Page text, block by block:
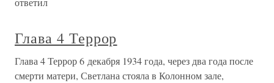
Глава 4 Террор
Глава 4 Террор 6 декабря 1934 года, через два года после
смерти матери, Светлана стояла в Колонном зале,